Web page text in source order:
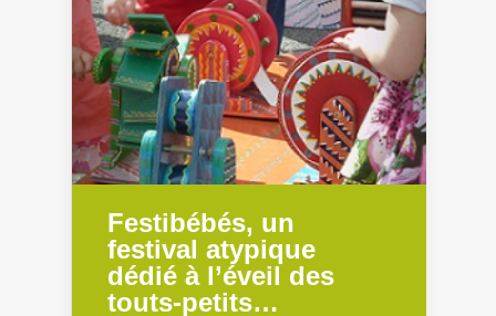
Festibébés, un
festival atypique
dédié à l’éveil des
touts-petits…